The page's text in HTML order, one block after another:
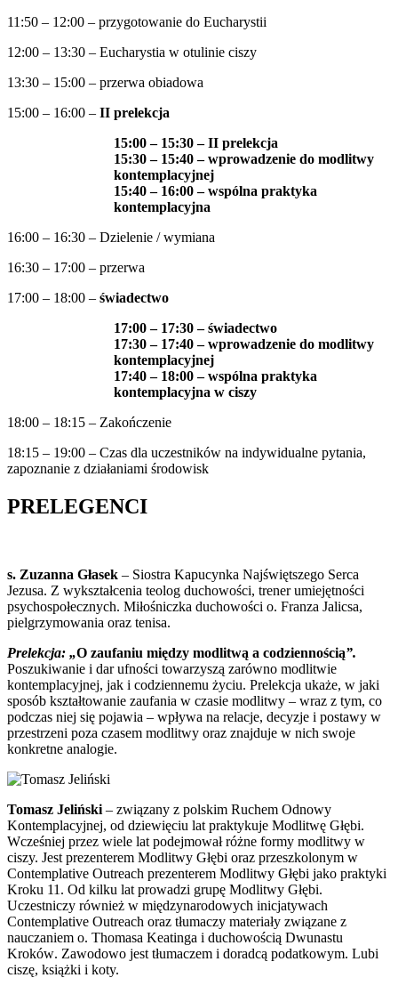
11:50 – 12:00 – przygotowanie do Eucharystii
12:00 – 13:30 – Eucharystia w otulinie ciszy
13:30 – 15:00 – przerwa obiadowa
15:00 – 16:00 – II prelekcja
15:00 – 15:30 – II prelekcja
15:30 – 15:40 – wprowadzenie do modlitwy
kontemplacyjnej
15:40 – 16:00 – wspólna praktyka
kontemplacyjna
16:00 – 16:30 – Dzielenie / wymiana
16:30 – 17:00 – przerwa
17:00 – 18:00 – świadectwo
17:00 – 17:30 – świadectwo
17:30 – 17:40 – wprowadzenie do modlitwy
kontemplacyjnej
17:40 – 18:00 – wspólna praktyka
kontemplacyjna w ciszy
18:00 – 18:15 – Zakończenie
18:15 – 19:00 – Czas dla uczestników na indywidualne pytania,
zapoznanie z działaniami środowisk
PRELEGENCI
s. Zuzanna Głasek – Siostra Kapucynka Najświętszego Serca
Jezusa. Z wykształcenia teolog duchowości, trener umiejętności
psychospołecznych. Miłośniczka duchowości o. Franza Jalicsa,
pielgrzymowania oraz tenisa.
Prelekcja: „O zaufaniu między modlitwą a codziennością”.
Poszukiwanie i dar ufności towarzyszą zarówno modlitwie
kontemplacyjnej, jak i codziennemu życiu. Prelekcja ukaże, w jaki
sposób kształtowanie zaufania w czasie modlitwy – wraz z tym, co
podczas niej się pojawia – wpływa na relacje, decyzje i postawy w
przestrzeni poza czasem modlitwy oraz znajduje w nich swoje
konkretne analogie.
Tomasz Jeliński – związany z polskim Ruchem Odnowy
Kontemplacyjnej, od dziewięciu lat praktykuje Modlitwę Głębi.
Wcześniej przez wiele lat podejmował różne formy modlitwy w
ciszy. Jest prezenterem Modlitwy Głębi oraz przeszkolonym w
Contemplative Outreach prezenterem Modlitwy Głębi jako praktyki
Kroku 11. Od kilku lat prowadzi grupę Modlitwy Głębi.
Uczestniczy również w międzynarodowych inicjatywach
Contemplative Outreach oraz tłumaczy materiały związane z
nauczaniem o. Thomasa Keatinga i duchowością Dwunastu
Kroków. Zawodowo jest tłumaczem i doradcą podatkowym. Lubi
ciszę, książki i koty.